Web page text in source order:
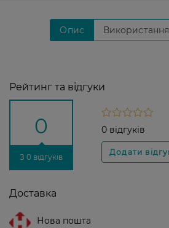
Опис Використання
Рейтинг та відгуки
0
З 0 відгуків
0 відгуків
Доставка
Нова пошта